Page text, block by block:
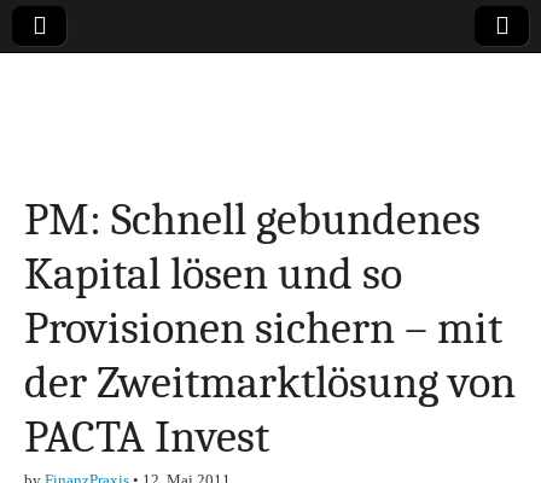
Finanzen,
Marketing-, Vertrieb-
& Investment-Tipps
PM: Schnell gebundenes
Kapital lösen und so
Provisionen sichern – mit
der Zweitmarktlösung von
PACTA Invest